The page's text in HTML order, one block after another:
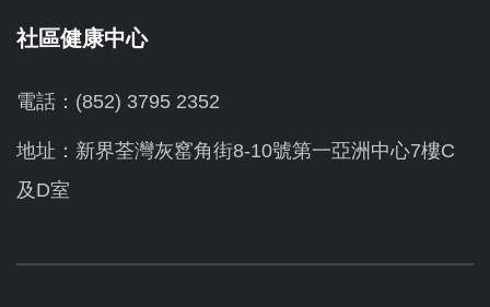
社區健康中心
電話：(852) 3795 2352
地址：新界荃灣灰窰角街8-10號第一亞洲中心7樓C
及D室